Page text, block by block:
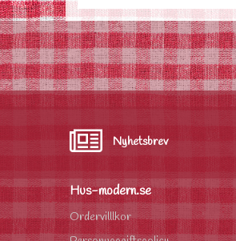
Nyhetsbrev
Hus-modern.se
Ordervilllkor